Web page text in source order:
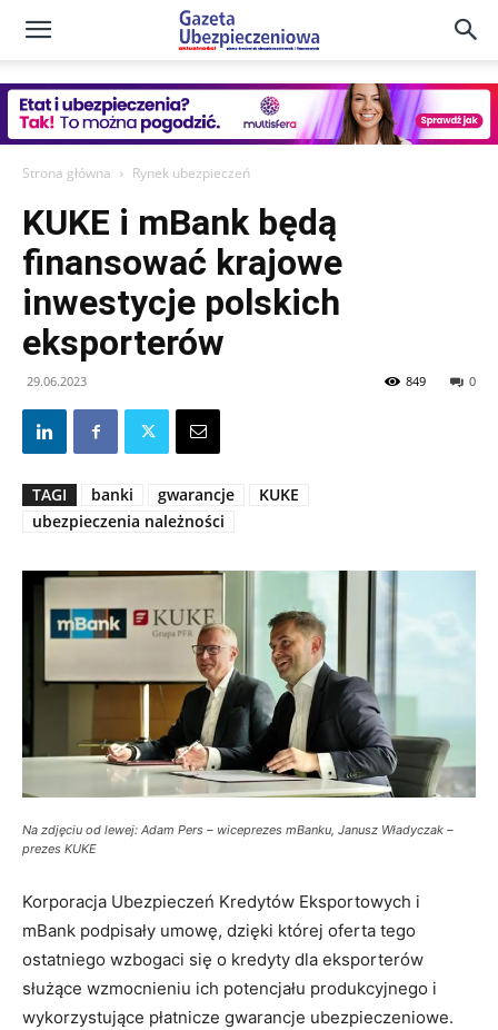
Gazeta
Ubezpieczeniowa
Portal
Strona główna Rynek ubezpieczeń
KUKE i mBank będą
finansować krajowe
inwestycje polskich
eksporterów
29.06.2023 0
849
TAGI banki gwarancje
KUKE
ubezpieczenia należności
Na zdjęciu od lewej: Adam Pers – wiceprezes mBanku, Janusz Władyczak –
prezes KUKE
Korporacja Ubezpieczeń Kredytów Eksportowych i
mBank podpisały umowę, dzięki której oferta tego
ostatniego wzbogaci się o kredyty dla eksporterów
służące wzmocnieniu ich potencjału produkcyjnego i
wykorzystujące płatnicze gwarancje ubezpieczeniowe.